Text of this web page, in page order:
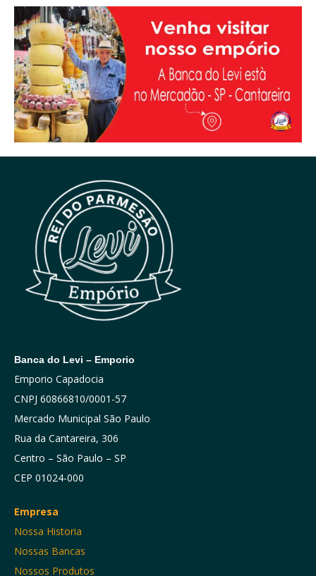
Banca do Levi – Emporio
Emporio Capadocia
CNPJ 60866810/0001-57
Mercado Municipal São Paulo
Rua da Cantareira, 306
Centro – São Paulo – SP
CEP 01024-000
Empresa
Nossa Historia
Nossas Bancas
Nossos Produtos